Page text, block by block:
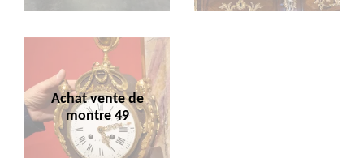
Achat vente de
montre 49